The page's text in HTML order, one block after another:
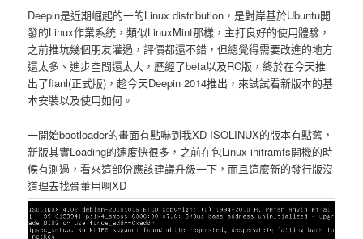
Deepin是近期崛起的一的Linux distribution，是對岸基於Ubuntu開
發的Linux作業系統，類似LinuxMint那樣，主打良好的使用體驗，
之前推坑幾個朋友灌過，評價都還不錯，但總覺得需要改進的地方
還太多、進步空間還太大，歷經了beta以及RC版，終於在今天推
出了fianl(正式版)，趁今天Deepin 2014推出，來試試看新版本的基
本安裝以及使用如何。
一開始bootloader的畫面有點嚇到我XD ISOLINUX的版本有點舊，
新版其實Loading的速度快很多，之前在包Linux initramfs開機的時
候有測過，看來這部份應該建議升級一下，而且這麼新的發行版沒
道理去找骨董用啊XD